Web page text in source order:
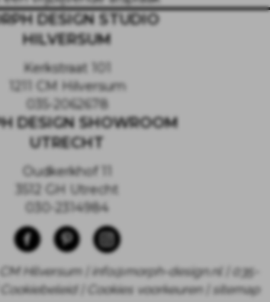
DESIGN STUDIO
HILVERSUM
Kerkstraat 101
1211 CM Hilversum
035-2062678
DESIGN SHOWROOM
UTRECHT
Oudkerkhof 11
3512 GH Utrecht
030-2314984
Hilversum | info@morph-design.nl | 035-
Cookiebeleid Cookies voorkeuren sitemap